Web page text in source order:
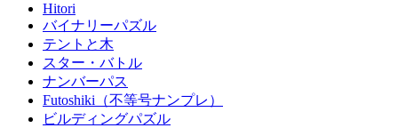
Hitori
バイナリーパズル
テントと木
スター・バトル
ナンバーパス
Futoshiki（不等号ナンプレ）
ビルディングパズル